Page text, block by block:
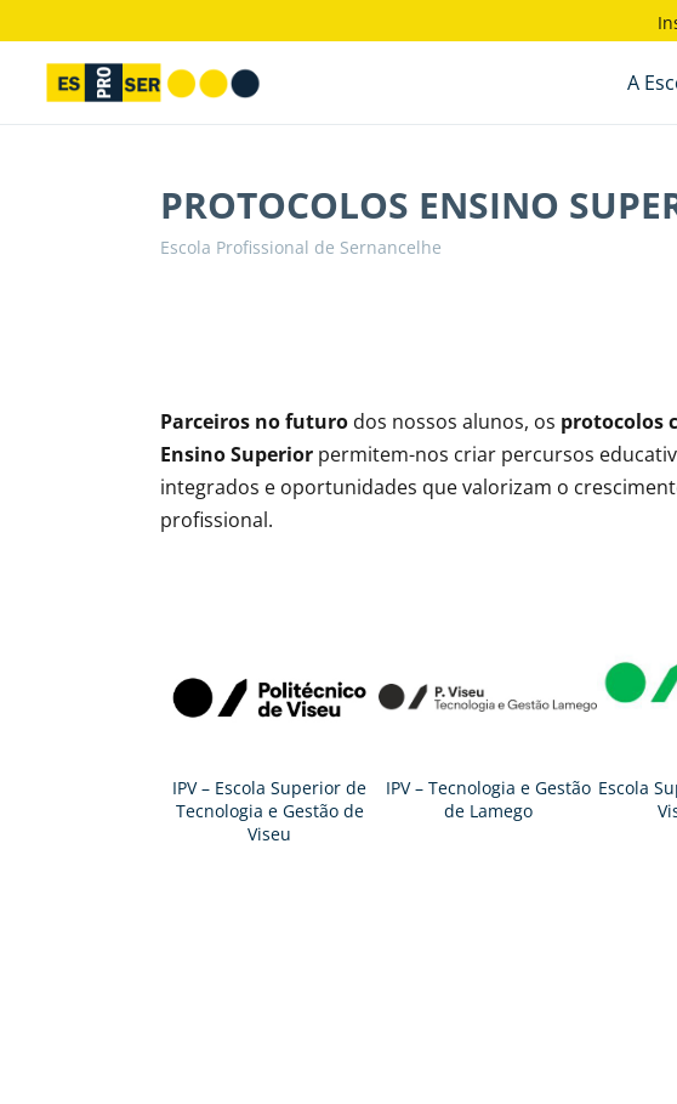
A
PROTOCOLOS ENSINO
Escola Profissional de Sernancelhe
Parceiros no futuro dos nossos alunos, os protocolos
Ensino Superior permitem-nos criar percursos
integrados e oportunidades que valorizam o
profissional.
IPV – Escola Superior de
Tecnologia e Gestão de
Viseu
IPV – Tecnologia e Gestão
de Lamego
Escola